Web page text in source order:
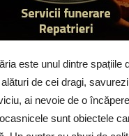
este unul dintre spațiile
de cei dragi,
ai nevoie de o
sunt obiectele